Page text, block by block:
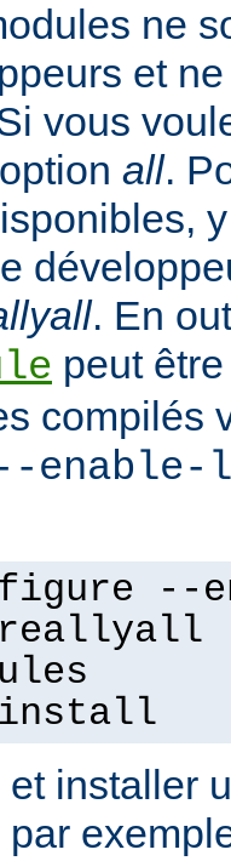
ne
et
vous
all.
. En
peut
compilés
--
install
installer
par